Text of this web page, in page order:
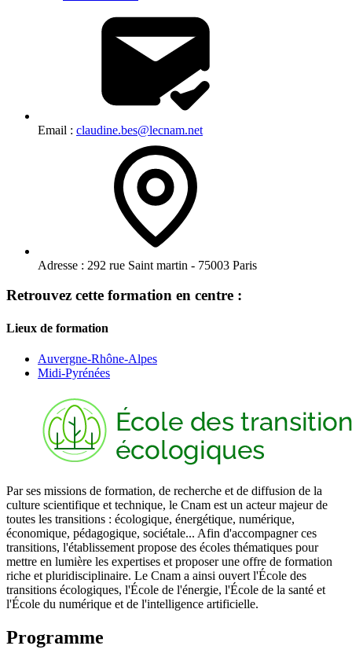
Email : claudine.bes@lecnam.net
Adresse : 292 rue Saint martin - 75003 Paris
Retrouvez cette formation en centre :
Lieux de formation
Auvergne-Rhône-Alpes
Midi-Pyrénées
Par ses missions de formation, de recherche et de diffusion de la
culture scientifique et technique, le Cnam est un acteur majeur de
toutes les transitions : écologique, énergétique, numérique,
économique, pédagogique, sociétale... Afin d'accompagner ces
transitions, l'établissement propose des écoles thématiques pour
mettre en lumière les expertises et proposer une offre de formation
riche et pluridisciplinaire. Le Cnam a ainsi ouvert l'École des
transitions écologiques, l'École de l'énergie, l'École de la santé et
l'École du numérique et de l'intelligence artificielle.
Programme